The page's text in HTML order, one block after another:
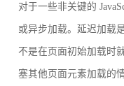
对于一些非关键的
或异步加载。延迟加载
不是在页面初始加载时
塞其他页面元素加载的